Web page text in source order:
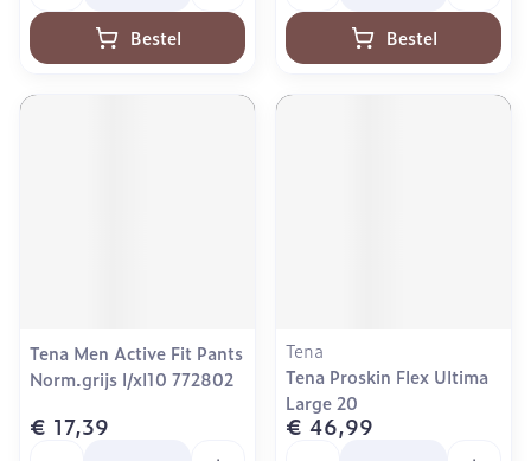
Bestel Bestel
Tena Men Active Fit Pants
Norm.grijs l/xl10 772802
€ 17,39
Tena
Tena Proskin Flex Ultima
Large 20
€ 46,99